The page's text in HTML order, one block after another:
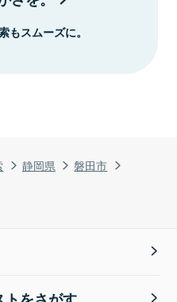
静岡県
磐田市
もスムーズに。